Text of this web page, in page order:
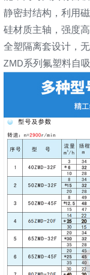
静密封结构，利用
硅材质主轴，强度
全塑隔离套设计，
ZMD系列氟塑料自